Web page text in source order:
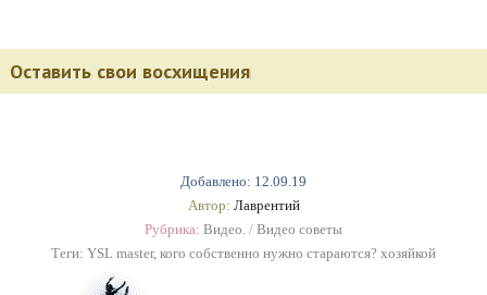
Добавлено: 12.09.19
Автор: Лаврентий
Рубрика: Видео. / Видео советы
Теги: YSL master, кого собственно нужно стараются? хозяйкой
Оставить свои восхищения